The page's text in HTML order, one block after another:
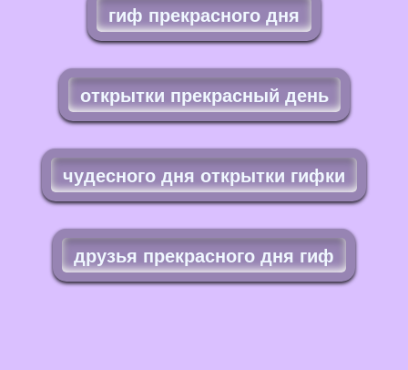
гиф прекрасного дня
открытки прекрасный день
чудесного дня открытки гифки
друзья прекрасного дня гиф